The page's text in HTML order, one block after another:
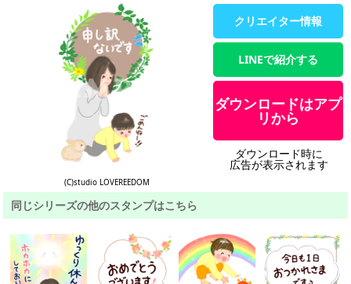
(C)studio LOVEREEDOM
クリエイター情報
LINEで紹介する
ダウンロードはアプ
リから
ダウンロード時に
広告が表示されます
同じシリーズの他のスタンプはこちら